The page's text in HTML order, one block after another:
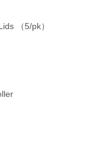
（5/pk）